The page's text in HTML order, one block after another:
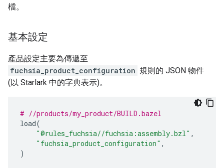
檔。
基本設定
產品設定主要為傳遞至
fuchsia_product_configuration 規則的 JSON 物件
(以 Starlark 中的字典表示)。
# //products/my_product/BUILD.bazel
load(
"@rules_fuchsia//fuchsia:assembly.bzl" ,
"fuchsia_product_configuration" ,
)